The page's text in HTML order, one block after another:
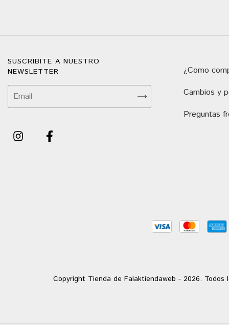
SUSCRIBITE A NUESTRO
NEWSLETTER
¿Como
Cambios y
Preguntas
Copyright Tienda de Falaktiendaweb - 2026. Todos